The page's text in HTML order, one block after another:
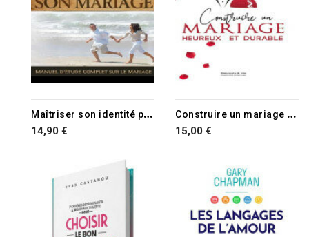
M
aîtriser son identité pour réussir son mariage
14,90 €
RUPTURE DE STOCK C
onstruire un mariage heureux et durable
15,00 €